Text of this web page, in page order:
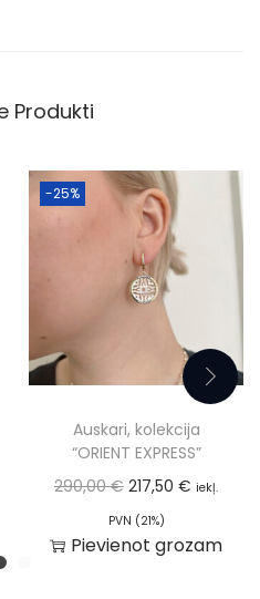
Produkti
-25%
Auskari, kolekcija
“ORIENT EXPRESS”
290,00€ 217,50 € iekļ.
PVN (21%)
Pievienot grozam